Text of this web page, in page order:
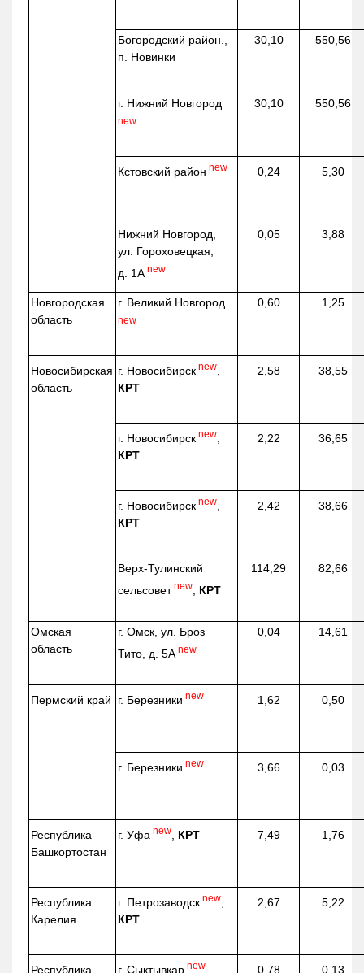
Богородский район.,
п. Новинки
30,10 550,56
г. Нижний Новгород
new
30,10 550,56
Кстовский район new 0,24 5,30
Нижний Новгород,
ул. Гороховецкая,
д. 1А new
0,05 3,88
Новгородская
область
г. Великий Новгород
new
0,60 1,25
Новосибирская
область
г. Новосибирск new
КРТ
2,58 38,55
г. Новосибирск new
КРТ
2,22 36,65
г. Новосибирск new
КРТ
2,42 38,66
Верх-Тулинский
сельсовет new КРТ
114,29 82,66
Омская
область
г. Омск, ул. Броз
Тито, д. 5А new
0,04 14,61
Пермский край г. Березники new 1,62 0,50
г. Березники new 3,66 0,03
Республика
Башкортостан
г. Уфа new КРТ 7,49 1,76
Республика
Карелия
г. Петрозаводск new
КРТ
2,67 5,22
Республика г. Сыктывкар new 0,78 0,13